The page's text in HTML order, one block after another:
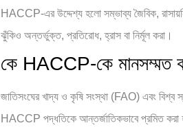
HACCP-এর উদ্দেশ্য হলো সম্ভাব্য জৈবিক,
ঝুঁকিও অন্তর্ভুক্ত, প্রতিরোধ, হ্রাস বা নির্মূল করা।
কে HACCP-কে মানসম্মত
জাতিসংঘের খাদ্য ও কৃষি সংস্থা (FAO) এবং বিশ্ব
HACCP পদ্ধতিকে আন্তর্জাতিকভাবে প্রমিত করা